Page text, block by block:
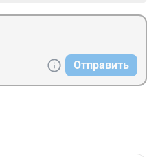
Отправить